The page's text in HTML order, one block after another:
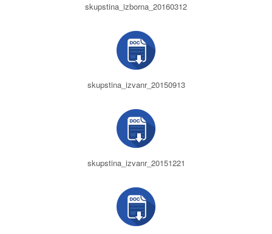
skupstina_izborna_20160312
skupstina_izvanr_20150913
skupstina_izvanr_20151221